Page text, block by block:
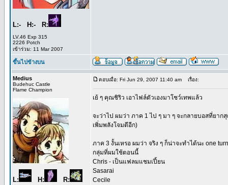
L:- H:- R:
LV.46 Exp 315
2226 Potch
เข้าร่วม: 11 Mar 2007
ขึ้นไปข้างบน
Medius
Budehuc Castle
Flame Champion
L: H: R:
ตอบเมื่อ: Fri Jun 29, 2007 11:40 am เรื่อง:
เย้ ๆ คุณชิริว เอาไฟล์ตัวเองมาโชว์เทพแล้ว
จะว่าไป ผมว่า ภาค 1 ไป ๆ มา ๆ จะกลายบอสที่ยาก
เพิ่มพลังโจมตีอีก)
ภาค 3 งั้นเหรอ ผมว่า จริง ๆ ก็น่าจะทำได้นะ one
กลุ่มที่ผมใช้ตอนนี้
Chris - เป็นแฟลมแชมเปี้ยน
Sasarai
Cecile